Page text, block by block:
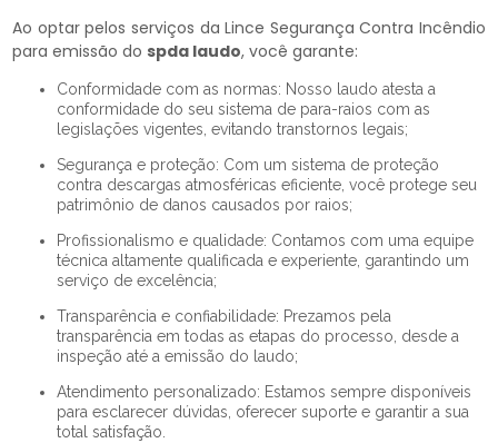
Ao optar pelos serviços da Lince Segurança Contra Incêndio
para emissão do spda laudo, você garante:
Conformidade com as normas: Nosso laudo atesta a
conformidade do seu sistema de para-raios com as
legislações vigentes, evitando transtornos legais;
Segurança e proteção: Com um sistema de proteção
contra descargas atmosféricas eficiente, você protege seu
patrimônio de danos causados por raios;
Profissionalismo e qualidade: Contamos com uma equipe
técnica altamente qualificada e experiente, garantindo um
serviço de excelência;
Transparência e confiabilidade: Prezamos pela
transparência em todas as etapas do processo, desde a
inspeção até a emissão do laudo;
Atendimento personalizado: Estamos sempre disponíveis
para esclarecer dúvidas, oferecer suporte e garantir a sua
total satisfação.